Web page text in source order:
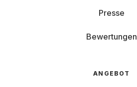
Presse
Bewertungen
ANGEBOT